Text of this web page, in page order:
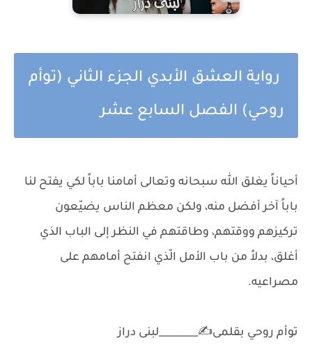
رواية العشق الأبدي الجزء الثاني (توأم
روحي) الفصل السابع عشر
أحياناً يغلق الله سبحانه وتعالى أمامنا باباً لكي يفتح لنا
باباً آخر أفضل منه، ولكن معظم الناس يضيّعون
تركيزهم ووقتهم، وطاقتهم في النظر إلى الباب الذي
أغلق، بدلاً من باب الأمل الّذي انفتح أمامهم على
مصراعيه.
توأم روحي بقلمى✍️________لبنى دراز